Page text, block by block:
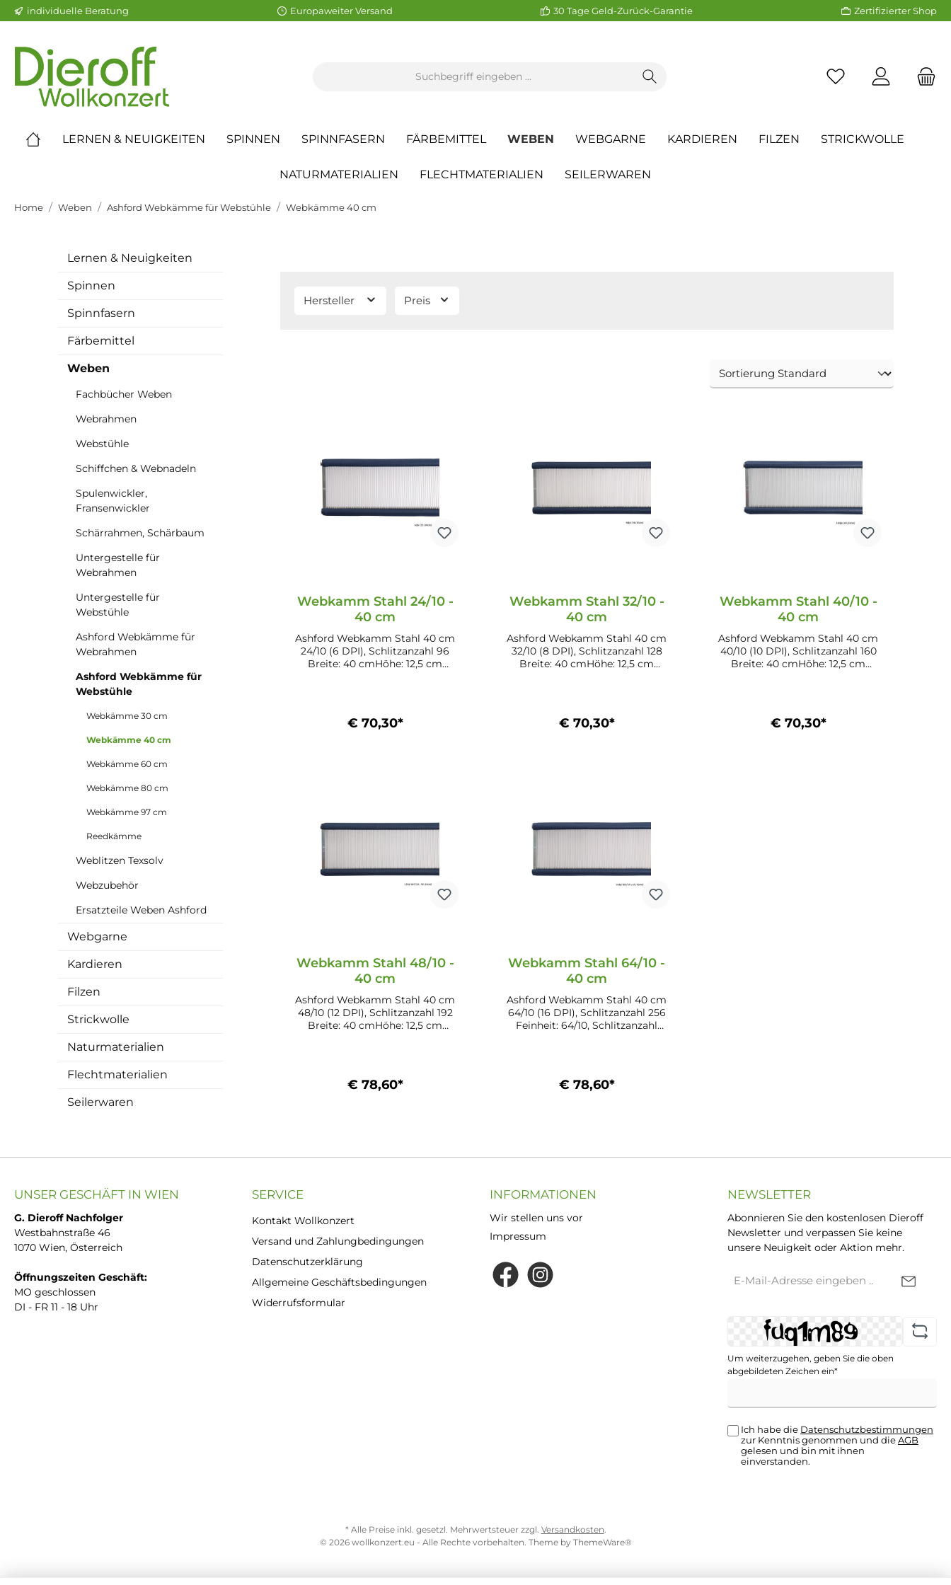
individuelle Beratung Europaweiter Versand 30 Tage Geld-Zurück-Garantie Zertifizierter Shop
LERNEN & NEUIGKEITEN SPINNEN SPINNFASERN FÄRBEMITTEL WEBEN WEBGARNE KARDIEREN FILZEN STRICKWOLLE
NATURMATERIALIEN FLECHTMATERIALIEN SEILERWAREN
Home Weben Ashford Webkämme für Webstühle Webkämme 40 cm
Lernen & Neuigkeiten
Spinnen
Spinnfasern
Färbemittel
Weben
Fachbücher Weben
Webrahmen
Webstühle
Schiffchen & Webnadeln
Spulenwickler,
Fransenwickler
Schärrahmen, Schärbaum
Untergestelle für
Webrahmen
Untergestelle für
Webstühle
Ashford Webkämme für
Webrahmen
Ashford Webkämme für
Webstühle
Webkämme 30 cm
Webkämme 40 cm
Webkämme 60 cm
Webkämme 80 cm
Webkämme 97 cm
Reedkämme
Weblitzen Texsolv
Webzubehör
Ersatzteile Weben Ashford
Webgarne
Kardieren
Filzen
Strickwolle
Naturmaterialien
Flechtmaterialien
Seilerwaren
Hersteller Preis
Webkamm Stahl 24/10 -
40 cm
Ashford Webkamm Stahl 40 cm
24/10 (6 DPI), Schlitzanzahl 96
Breite: 40 cmHöhe: 12,5 cm
€ 70,30*
Webkamm Stahl 32/10 -
40 cm
Ashford Webkamm Stahl 40 cm
32/10 (8 DPI), Schlitzanzahl 128
Breite: 40 cmHöhe: 12,5 cm
€ 70,30*
Webkamm Stahl 40/10 -
40 cm
Ashford Webkamm Stahl 40 cm
40/10 (10 DPI), Schlitzanzahl 160
Breite: 40 cmHöhe: 12,5 cm
€ 70,30*
Webkamm Stahl 48/10 -
40 cm
Ashford Webkamm Stahl 40 cm
48/10 (12 DPI), Schlitzanzahl 192
Breite: 40 cmHöhe: 12,5 cm
€ 78,60*
Webkamm Stahl 64/10 -
40 cm
Ashford Webkamm Stahl 40 cm
64/10 (16 DPI), Schlitzanzahl 256
Feinheit: 64/10, Schlitzanzahl
€ 78,60*
UNSER GESCHÄFT IN WIEN
G. Dieroff Nachfolger
Westbahnstraße 46
1070 Wien, Österreich
Öffnungszeiten Geschäft:
MO geschlossen
DI - FR 11 - 18 Uhr
SERVICE
Kontakt Wollkonzert
Versand und Zahlungbedingungen
Datenschutzerklärung
Allgemeine Geschäftsbedingungen
Widerrufsformular
INFORMATIONEN
Wir stellen uns vor
Impressum
NEWSLETTER
Abonnieren Sie den kostenlosen Dieroff
Newsletter und verpassen Sie keine
unsere Neuigkeit oder Aktion mehr.
Mail-
Um weiterzugehen, geben Sie die oben
abgebildeten Zeichen ein*
Ich habe die Datenschutzbestimmungen
zur Kenntnis genommen und dieAGB
gelesen und bin mit ihnen
einverstanden.
* Alle Preise inkl. gesetzl. Mehrwertsteuer zzgl. Versandkosten.
© 2026 wollkonzert.eu - Alle Rechte vorbehalten. Theme by ThemeWare®